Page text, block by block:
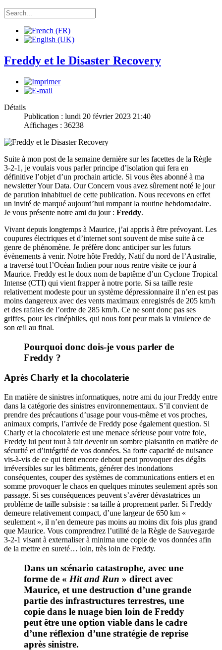
Freddy et le Disaster Recovery
Détails
Publication : lundi 20 février 2023 21:40
Affichages : 36238
Suite à mon post de la semaine dernière sur les facettes de la Règle
3-2-1, je voulais vous parler principe d’isolation qui fera en
définitive l’objet d’un prochain article. Si vous êtes abonné à ma
newsletter Your Data. Our Concern vous avez sûrement noté le jour
de parution inhabituel de cette publication. Nous recevons en effet
un invité de marqué aujourd’hui rompant la routine hebdomadaire.
Je vous présente notre ami du jour : Freddy.
Vivant depuis longtemps à Maurice, j’ai appris à être prévoyant. Les
coupures électriques et d’internet sont souvent de mise suite à ce
genre de phénomène. Je préfère donc anticiper sur les futurs
évènements à venir. Notre hôte Freddy, Natif du nord de l’Australie,
a traversé tout l’Océan Indien pour nous rentre visite ce jour à
Maurice. Freddy est le doux nom de baptême d’un Cyclone Tropical
Intense (CTI) qui vient frapper à notre porte. Si sa taille reste
relativement modeste pour un système dépressionnaire il n’en est pas
moins dangereux avec des vents maximaux enregistrés de 205 km/h
et des rafales de l’ordre de 285 km/h. Ce ne sont donc pas ses
griffes, pour les cinéphiles, qui nous font peur mais la virulence de
son œil au final.
Pourquoi donc dois-je vous parler de
Freddy ?
Après Charly et la chocolaterie
En matière de sinistres informatiques, notre ami du jour Freddy entre
dans la catégorie des sinistres environnementaux. S’il convient de
prendre des précautions d’usage pour vous-même et vos proches,
animaux compris, l’arrivée de Freddy pose également question. Si
Charly et la chocolaterie est une menace sérieuse pour votre foie,
Freddy lui peut tout à fait devenir un sombre plaisantin en matière de
sécurité et d’intégrité de vos données. Sa forte capacité de nuisance
vis-à-vis de ce qui tient encore debout peut provoquer des dégâts
irréversibles sur les bâtiments, générer des inondations
conséquentes, couper des systèmes de communications entiers et en
somme provoquer le chaos en quelques minutes seulement après son
passage. Si ses conséquences peuvent s’avérer dévastatrices un
problème de taille subsiste : sa taille à proprement parler. Si Freddy
demeure relativement compact, d’une largeur de 650 km «
seulement », il n’en demeure pas moins au moins dix fois plus grand
que Maurice. Vous comprendrez l’utilité de la Règle de Sauvegarde
3-2-1 visant à externaliser à minima une copie de vos données afin
de la mettre en sureté… loin, très loin de Freddy.
Dans un scénario catastrophe, avec une
forme de « Hit and Run » direct avec
Maurice, et une destruction d’une grande
partie des infrastructures terrestres, une
copie dans le nuage bien loin de Freddy
peut être une option viable dans le cadre
d’une réflexion d’une stratégie de reprise
après sinistre.